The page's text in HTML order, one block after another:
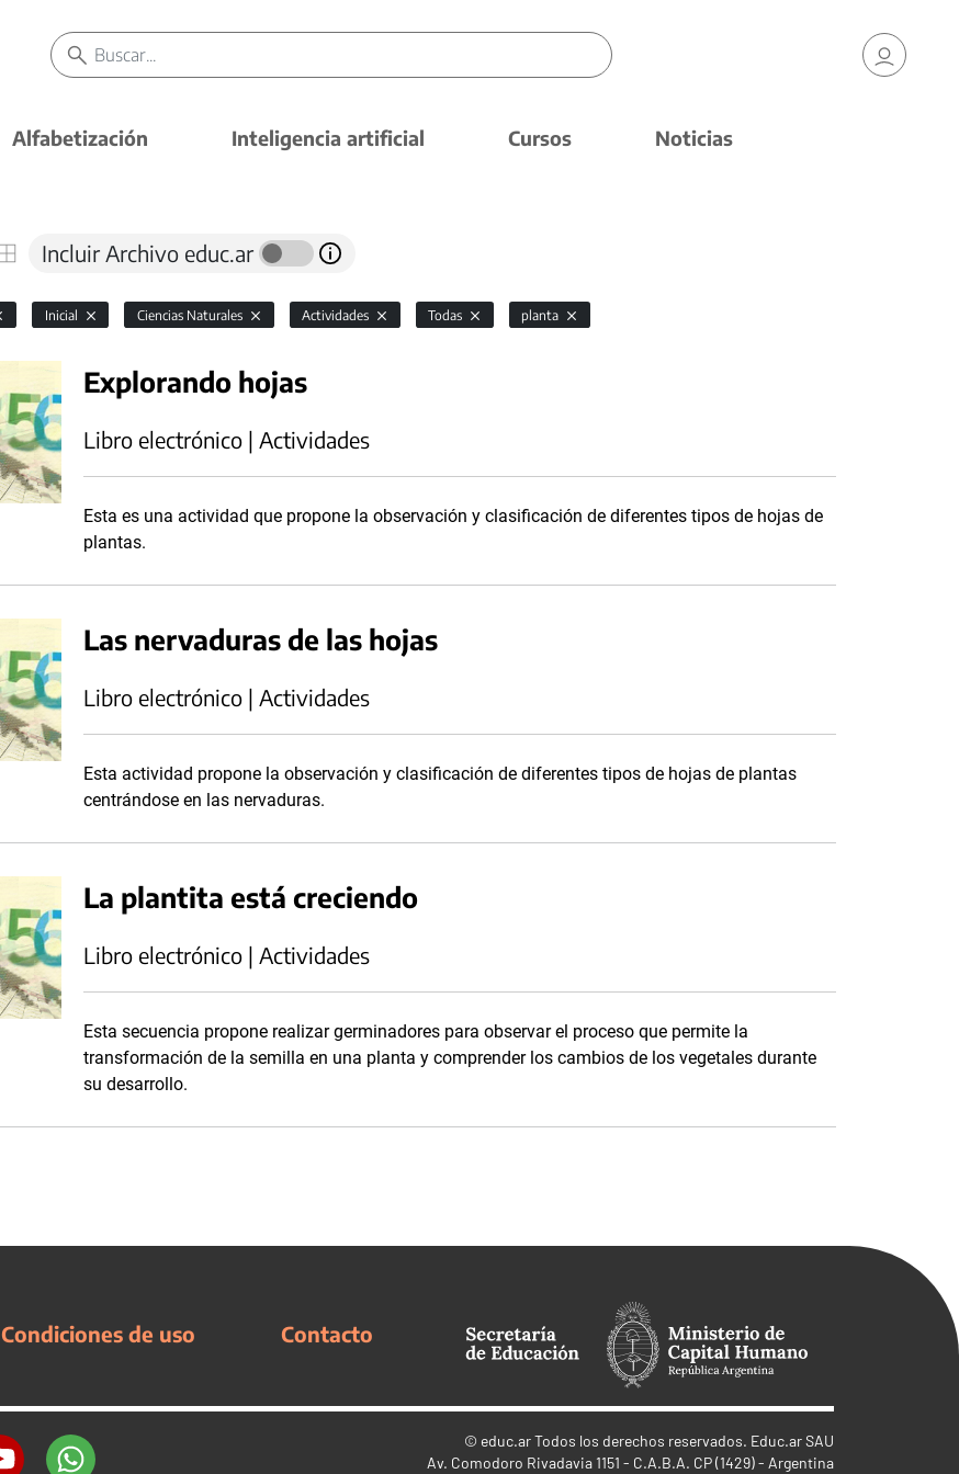
Alfabetización Inteligencia artificial Cursos Noticias
Incluir Archivo educ.ar
Inicial Ciencias Naturales Actividades Todas planta
Explorando hojas
Libro electrónico | Actividades
Esta es una actividad que propone la observación y clasificación de diferentes tipos de hojas de
plantas.
Las nervaduras de las hojas
Libro electrónico | Actividades
Esta actividad propone la observación y clasificación de diferentes tipos de hojas de plantas
centrándose en las nervaduras.
La plantita está creciendo
Libro electrónico | Actividades
Esta secuencia propone realizar germinadores para observar el proceso que permite la
transformación de la semilla en una planta y comprender los cambios de los vegetales durante
su desarrollo.
Condiciones de uso Contacto
© educ.arTodos los derechos reservados. Educ.ar SAU
Av. Comodoro Rivadavia 1151 - C.A.B.A. CP (1429) - Argentina